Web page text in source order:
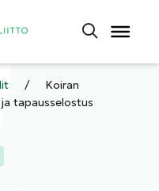
/
Koiran
tapausselostus